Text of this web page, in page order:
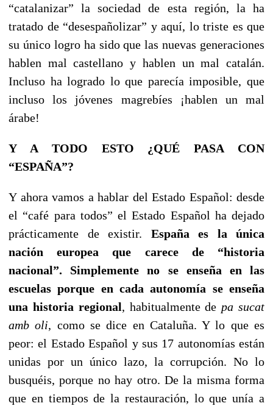
“catalanizar” la sociedad de esta región, la ha
tratado de “desespañolizar” y aquí, lo triste es que
su único logro ha sido que las nuevas generaciones
hablen mal castellano y hablen un mal catalán.
Incluso ha logrado lo que parecía imposible, que
incluso los jóvenes magrebíes ¡hablen un mal
árabe!
Y A TODO ESTO ¿QUÉ PASA CON
“ESPAÑA”?
Y ahora vamos a hablar del Estado Español: desde
el “café para todos” el Estado Español ha dejado
prácticamente de existir. España es la única
nación europea que carece de “historia
nacional”. Simplemente no se enseña en las
escuelas porque en cada autonomía se enseña
una historia regional, habitualmente de pa sucat
amb oli, como se dice en Cataluña. Y lo que es
peor: el Estado Español y sus 17 autonomías están
unidas por un único lazo, la corrupción. No lo
busquéis, porque no hay otro. De la misma forma
que en tiempos de la restauración, lo que unía a